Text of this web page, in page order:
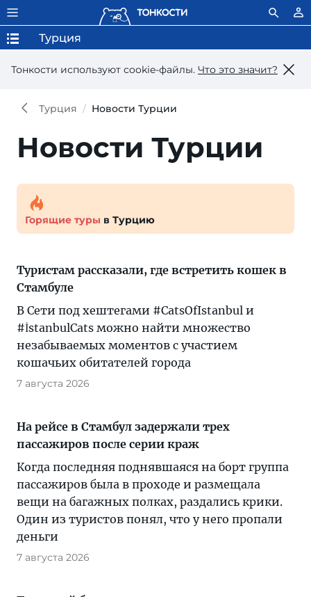
Тонкости используют сookie-файлы. Что это значит?
Турция
Турция Новости Турции
Новости Турции
Горящие туры в Турцию
Туристам рассказали, где встретить кошек в
Стамбуле
В Сети под хештегами #CatsOfIstanbul и
#İstanbulCats можно найти множество
незабываемых моментов с участием
кошачьих обитателей города
7 августа 2026
На рейсе в Стамбул задержали трех
пассажиров после серии краж
Когда последняя поднявшаяся на борт группа
пассажиров была в проходе и размещала
вещи на багажных полках, раздались крики.
Один из туристов понял, что у него пропали
деньги
7 августа 2026